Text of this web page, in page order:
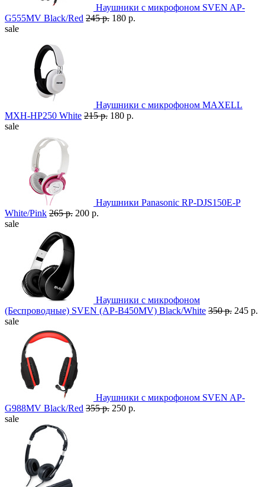
Наушники с микрофоном SVEN AP-
G555MV Black/Red 245 р. 180 р.
sale
Наушники с микрофоном MAXELL
MXH-HP250 White 215 р. 180 р.
sale
Наушники Panasonic RP-DJS150E-P
White/Pink 265 р. 200 р.
sale
Наушники с микрофоном
(Беспроводные) SVEN (AP-B450MV) Black/White 350 р. 245 р.
sale
Наушники с микрофоном SVEN AP-
G988MV Black/Red 355 р. 250 р.
sale